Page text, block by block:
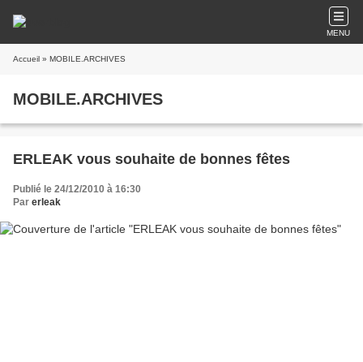
MENU
Accueil » MOBILE.ARCHIVES
MOBILE.ARCHIVES
ERLEAK vous souhaite de bonnes fêtes
Publié le 24/12/2010 à 16:30
Par erleak